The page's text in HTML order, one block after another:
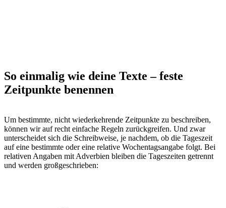
So einmalig wie deine Texte – feste
Zeitpunkte benennen
Um bestimmte, nicht wiederkehrende Zeitpunkte zu beschreiben,
können wir auf recht einfache Regeln zurückgreifen. Und zwar
unterscheidet sich die Schreibweise, je nachdem, ob die Tageszeit
auf eine bestimmte oder eine relative Wochentagsangabe folgt. Bei
relativen Angaben mit Adverbien bleiben die Tageszeiten getrennt
und werden großgeschrieben: